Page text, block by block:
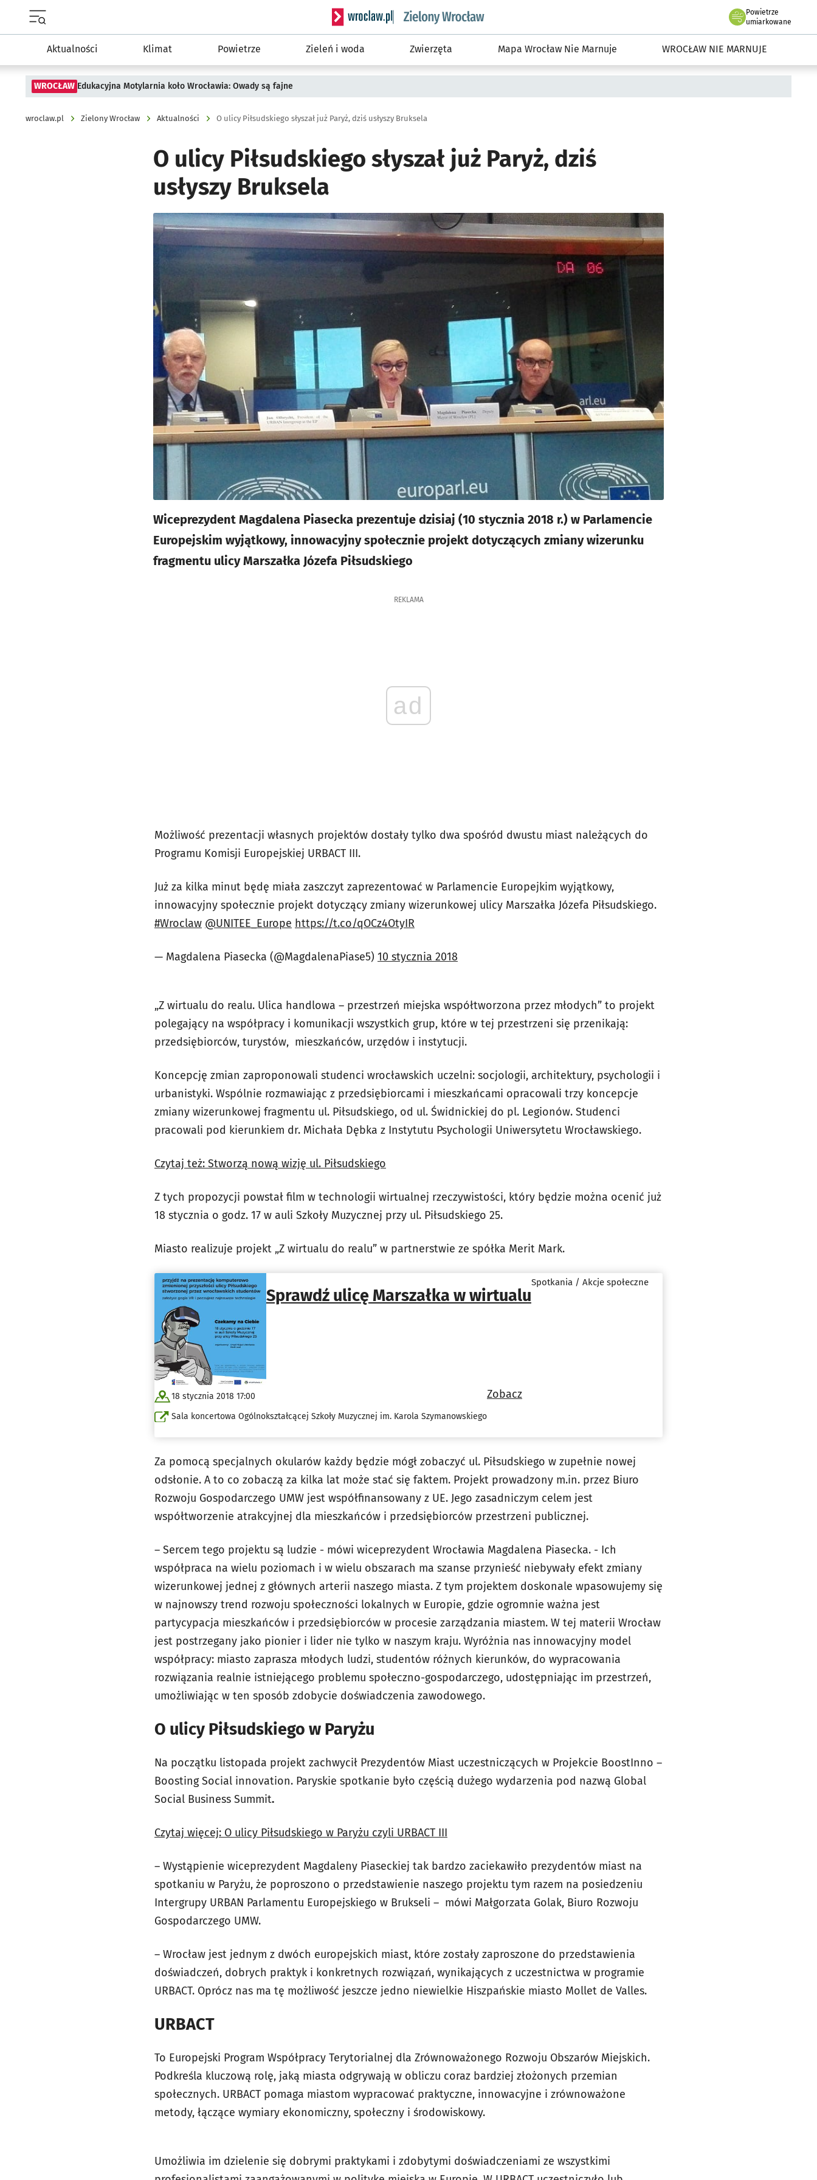
Serwis informacyjny wroclaw.pl podserwis: Środowisko we Wrocławiu
Powietrze
we Wrocławiu
umiarkowane
Aktualności Klimat Powietrze Zieleń i woda Zwierzęta Mapa Wrocław Nie Marnuje WROCŁAW NIE MARNUJE
WROCŁAW Edukacyjna Motylarnia koło Wrocławia: Owady są fajne
wroclaw.pl Zielony Wrocław Aktualności O ulicy Piłsudskiego słyszał już Paryż, dziś usłyszy Bruksela
O ulicy Piłsudskiego słyszał już Paryż, dziś
usłyszy Bruksela
Kliknij, aby powiększyć
Wiceprezydent Magdalena Piasecka prezentuje dzisiaj (10 stycznia 2018 r.) w Parlamencie
Europejskim wyjątkowy, innowacyjny społecznie projekt dotyczących zmiany wizerunku
fragmentu ulicy Marszałka Józefa Piłsudskiego
REKLAMA
ad
Możliwość prezentacji własnych projektów dostały tylko dwa spośród dwustu miast należących do
Programu Komisji Europejskiej URBACT III.
Już za kilka minut będę miała zaszczyt zaprezentować w Parlamencie Europejkim wyjątkowy,
innowacyjny społecznie projekt dotyczący zmiany wizerunkowej ulicy Marszałka Józefa Piłsudskiego.
#Wroclaw @UNITEE_Europe https://t.co/qOCz4OtyIR
— Magdalena Piasecka (@MagdalenaPiase5) 10 stycznia 2018
„Z wirtualu do realu. Ulica handlowa – przestrzeń miejska współtworzona przez młodych” to projekt
polegający na współpracy i komunikacji wszystkich grup, które w tej przestrzeni się przenikają:
przedsiębiorców, turystów, mieszkańców, urzędów i instytucji.
Koncepcję zmian zaproponowali studenci wrocławskich uczelni: socjologii, architektury, psychologii i
urbanistyki. Wspólnie rozmawiając z przedsiębiorcami i mieszkańcami opracowali trzy koncepcje
zmiany wizerunkowej fragmentu ul. Piłsudskiego, od ul. Świdnickiej do pl. Legionów. Studenci
pracowali pod kierunkiem dr. Michała Dębka z Instytutu Psychologii Uniwersytetu Wrocławskiego.
Czytaj też: Stworzą nową wizję ul. Piłsudskiego
Z tych propozycji powstał film w technologii wirtualnej rzeczywistości, który będzie można ocenić już
18 stycznia o godz. 17 w auli Szkoły Muzycznej przy ul. Piłsudskiego 25.
Miasto realizuje projekt „Z wirtualu do realu” w partnerstwie ze spółka Merit Mark.
Sprawdź ulicę Marszałka w wirtualu
Spotkania / Akcje społeczne
18 stycznia 2018 17:00
Sala koncertowa Ogólnokształcącej Szkoły Muzycznej im. Karola Szymanowskiego
Zobacz
Za pomocą specjalnych okularów każdy będzie mógł zobaczyć ul. Piłsudskiego w zupełnie nowej
odsłonie. A to co zobaczą za kilka lat może stać się faktem. Projekt prowadzony m.in. przez Biuro
Rozwoju Gospodarczego UMW jest współfinansowany z UE. Jego zasadniczym celem jest
współtworzenie atrakcyjnej dla mieszkańców i przedsiębiorców przestrzeni publicznej.
– Sercem tego projektu są ludzie - mówi wiceprezydent Wrocławia Magdalena Piasecka. - Ich
współpraca na wielu poziomach i w wielu obszarach ma szanse przynieść niebywały efekt zmiany
wizerunkowej jednej z głównych arterii naszego miasta. Z tym projektem doskonale wpasowujemy się
w najnowszy trend rozwoju społeczności lokalnych w Europie, gdzie ogromnie ważna jest
partycypacja mieszkańców i przedsiębiorców w procesie zarządzania miastem. W tej materii Wrocław
jest postrzegany jako pionier i lider nie tylko w naszym kraju. Wyróżnia nas innowacyjny model
współpracy: miasto zaprasza młodych ludzi, studentów różnych kierunków, do wypracowania
rozwiązania realnie istniejącego problemu społeczno-gospodarczego, udostępniając im przestrzeń,
umożliwiając w ten sposób zdobycie doświadczenia zawodowego.
O ulicy Piłsudskiego w Paryżu
Na początku listopada projekt zachwycił Prezydentów Miast uczestniczących w Projekcie BoostInno –
Boosting Social innovation. Paryskie spotkanie było częścią dużego wydarzenia pod nazwą Global
Social Business Summit.
Czytaj więcej: O ulicy Piłsudskiego w Paryżu czyli URBACT III
– Wystąpienie wiceprezydent Magdaleny Piaseckiej tak bardzo zaciekawiło prezydentów miast na
spotkaniu w Paryżu, że poproszono o przedstawienie naszego projektu tym razem na posiedzeniu
Intergrupy URBAN Parlamentu Europejskiego w Brukseli – mówi Małgorzata Golak, Biuro Rozwoju
Gospodarczego UMW.
– Wrocław jest jednym z dwóch europejskich miast, które zostały zaproszone do przedstawienia
doświadczeń, dobrych praktyk i konkretnych rozwiązań, wynikających z uczestnictwa w programie
URBACT. Oprócz nas ma tę możliwość jeszcze jedno niewielkie Hiszpańskie miasto Mollet de Valles.
URBACT
To Europejski Program Współpracy Terytorialnej dla Zrównoważonego Rozwoju Obszarów Miejskich.
Podkreśla kluczową rolę, jaką miasta odgrywają w obliczu coraz bardziej złożonych przemian
społecznych. URBACT pomaga miastom wypracować praktyczne, innowacyjne i zrównoważone
metody, łączące wymiary ekonomiczny, społeczny i środowiskowy.
Umożliwia im dzielenie się dobrymi praktykami i zdobytymi doświadczeniami ze wszystkimi